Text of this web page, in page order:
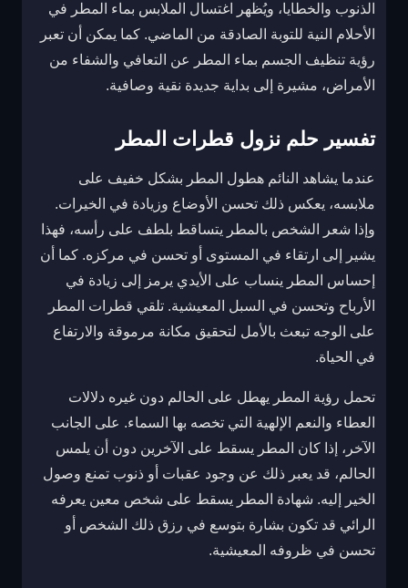
الذنوب والخطايا، ويُظهر اغتسال الملابس بماء المطر في
الأحلام النية للتوبة الصادقة من الماضي. كما يمكن أن تعبر
رؤية تنظيف الجسم بماء المطر عن التعافي والشفاء من
الأمراض، مشيرة إلى بداية جديدة نقية وصافية.
تفسير حلم نزول قطرات المطر
عندما يشاهد النائم هطول المطر بشكل خفيف على
ملابسه، يعكس ذلك تحسن الأوضاع وزيادة في الخيرات.
وإذا شعر الشخص بالمطر يتساقط بلطف على رأسه، فهذا
يشير إلى ارتقاء في المستوى أو تحسن في مركزه. كما أن
إحساس المطر ينساب على الأيدي يرمز إلى زيادة في
الأرباح وتحسن في السبل المعيشية. تلقي قطرات المطر
على الوجه تبعث بالأمل لتحقيق مكانة مرموقة والارتفاع
في الحياة.
تحمل رؤية المطر يهطل على الحالم دون غيره دلالات
العطاء والنعم الإلهية التي تخصه بها السماء. على الجانب
الآخر، إذا كان المطر يسقط على الآخرين دون أن يلمس
الحالم، قد يعبر ذلك عن وجود عقبات أو ذنوب تمنع وصول
الخير إليه. شهادة المطر يسقط على شخص معين يعرفه
الرائي قد تكون بشارة بتوسع في رزق ذلك الشخص أو
تحسن في ظروفه المعيشية.